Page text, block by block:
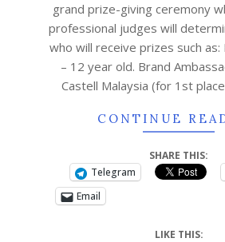
grand prize-giving ceremony
professional judges will
who will receive prizes such as:
– 12 year old. Brand
Castell Malaysia (for 1st
CONTINUE
SHARE THIS:
Telegram
Email
LIKE THIS: